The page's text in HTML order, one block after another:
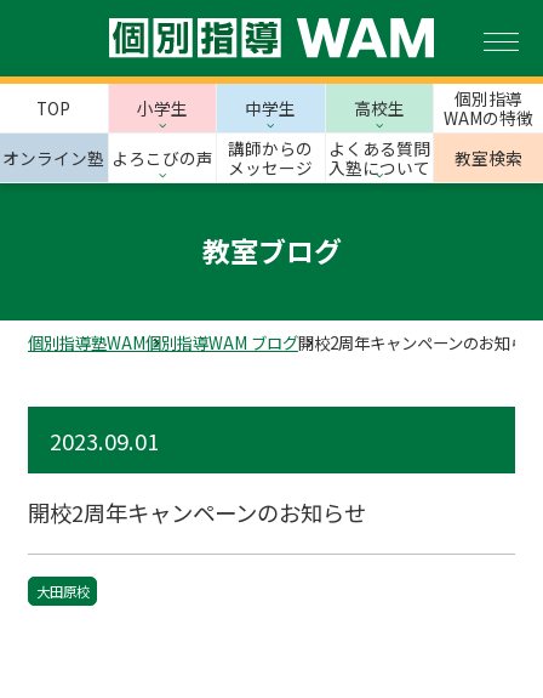
TOP 小学生 中学生 高校生
個別指導
WAMの特徴
オンライン塾 よろこびの声
講師からの
メッセージ
よくある質問
入塾について
教室検索
教室ブログ
個別指導塾WAM個別指導WAM ブログ開校2周年キャンペーンのお知らせ
2023.09.01
開校2周年キャンペーンのお知らせ
大田原校